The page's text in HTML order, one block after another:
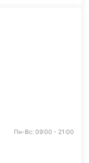
Пн-Вс: 09:00 - 21:00